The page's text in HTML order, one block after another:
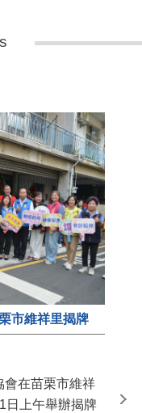
市維祥里揭牌
會在苗栗市維祥
日上午舉辦揭牌
苗